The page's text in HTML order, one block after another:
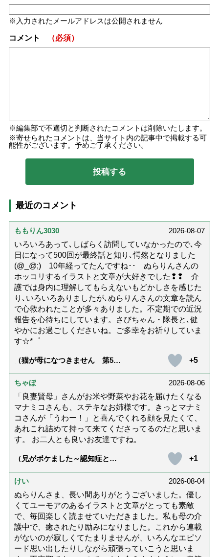
入力されたメールアドレスは公開されません
コメント （必須）
編集部で不適切と判断されたコメントは削除いたします。
寄せられたコメントは、当サイト内の記事中で掲載する可
能性がございます。予めご了承ください。
最近のコメント
ももりん3030
2026-08-07
いろいろあって､しばらく訪問していなかったので､今
日になって500回が最終話と知り､愕然となりました
(@_@;) 10年経ってたんですね･･ ぬらりんさんの
ホッコリするイラストと文章が大好きでした❢❢ 介
護では身内に理解してもらえないもどかしさを感じた
り､いろいろありましたが､ぬらりんさんの文章を読ん
で心救われたことが多々ありました。不定期での近況
報告を心待ちにしています。さびちゃん・隊長と､健
やかにお過ごしくださいね。ご多幸をお祈りしていま
す☆*゜
（猫が母になつきません 第500
+5
ちゃぼ
2026-08-06
「良妻賢母」さんがお米や野菜やお花を届けたくなる
マナミコさんも、ステキなお姉様です。きっとマナミ
コさんが「うわー！」と喜んでくれる顔を見たくて、
あれこれ詰めて持って来てくださってるのだと思いま
す。 お二人とも良いお友達ですね。
（兄がボケました～認知症と介
達』が届きました」）
+1
けい
2026-08-04
ぬらりんさま、長い間ありがとうございました。優し
くてユーモアのあるイラストと文章がとっても素敵
で、毎回楽しく読ませていただきました。私も母の介
護中で、癒されたり励みになりました。これから連載
がないのが寂しくてたまりませんが、いろんなエピソ
ード思い出したりしながら頑張っていこうと思いま